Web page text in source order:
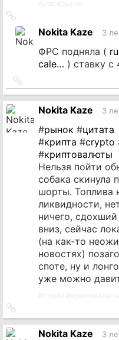
на
источникNokita Kaze 3
ФРС подняла (
cale… ) ставку с
на
источник
Nokita Kaze 3
#рынок #цитата
#крипта #crypto
#криптовалюты
Нельзя пойти
собака скинула
шорты. Топлива
ликвидности,
ничего,
вниз, сейчас
(на как-то
новостях)
споте, ну и
уже можно
на
источникNokita Kaze 3